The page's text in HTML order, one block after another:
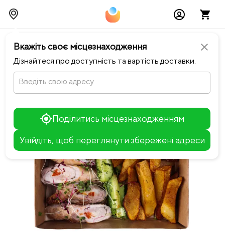
close
Вкажіть своє місцезнаходження
Дізнайтеся про доступність та вартість доставки.
Введіть свою адресу
Поділитись місцезнаходженням
Увійдіть, щоб переглянути збережені адреси
chevron_leftПовернутися до Rola food factory